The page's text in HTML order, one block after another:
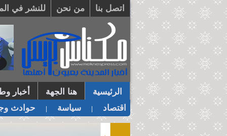
اتصل بنا من نحن للنشر في
الرئيسية
اقتصاد
سياسة حوادث
هنا الجهة أخبار